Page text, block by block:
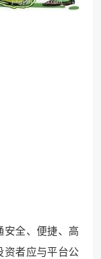
安全、便捷、高
资者应与平台公